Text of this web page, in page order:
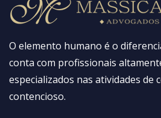
O elemento humano é o
conta com profissionais
especializados nas atividades de
contencioso.